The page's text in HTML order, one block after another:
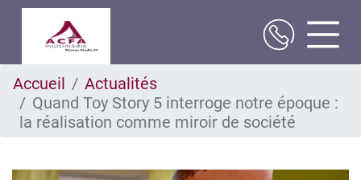
au
contenu
principal
Accueil
Actualités
Quand Toy Story 5 interroge notre époque :
la réalisation comme miroir de société